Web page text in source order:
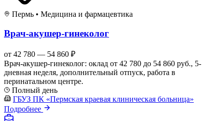
Пермь • Медицина и фармацевтика
Врач-акушер-гинеколог
от 42 780 — 54 860 ₽
Врач-акушер-гинеколог: оклад от 42 780 до 54 860 руб., 5-
дневная неделя, дополнительный отпуск, работа в
перинатальном центре.
Полный день
ГБУЗ ПК «Пермская краевая клиническая больница»
Подробнее